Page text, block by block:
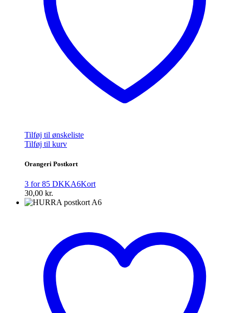
Tilføj til ønskeliste
Tilføj til kurv
Orangeri Postkort
3 for 85 DKKA6Kort
30,00 kr.